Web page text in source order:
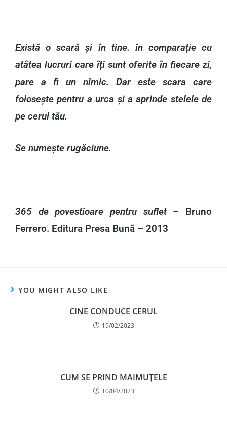
Există o scară și în tine. în comparație cu
atâtea lucruri care îți sunt oferite în fiecare zi,
pare a fi un nimic. Dar este scara care
folosește pentru a urca și a aprinde stelele de
pe cerul tău.
Se numește rugăciune.
365 de povestioare pentru suflet– Bruno
Ferrero. Editura Presa Bună – 2013
YOU MIGHT ALSO LIKE
CINE CONDUCE CERUL
19/02/2023
CUM SE PRIND MAIMUŢELE
10/04/2023